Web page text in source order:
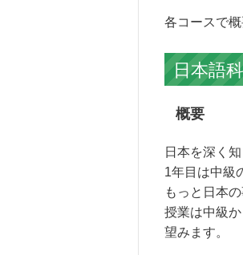
各コースで
日本語
概要
日本を深く
1年目は中級
もっと日本
授業は中級
望みます。